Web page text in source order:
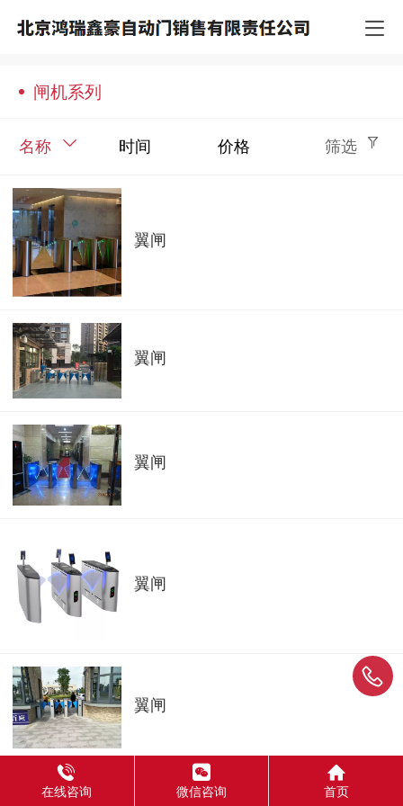
闸机系列
名称 时间 价格 筛选
翼闸
翼闸
翼闸
翼闸
翼闸
在线咨询 微信咨询 首页